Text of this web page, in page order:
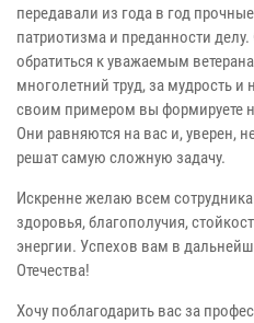
передавали из года в год
патриотизма и преданности
обратиться к уважаемым
многолетний труд, за мудрость и
своим примером вы формируете
Они равняются на вас и, уверен,
решат самую сложную задачу.
Искренне желаю всем
здоровья, благополучия,
энергии. Успехов вам в
Отечества!
Хочу поблагодарить вас за